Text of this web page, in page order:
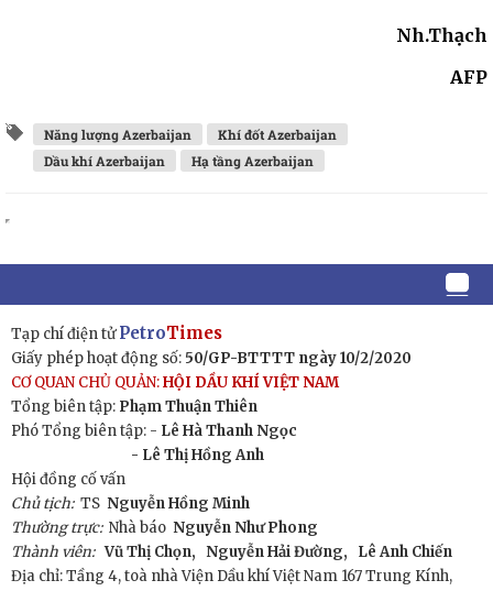
Nh.Thạch
AFP
Năng lượng Azerbaijan
Khí đốt Azerbaijan
Dầu khí Azerbaijan
Hạ tầng Azerbaijan
Tạp chí điện tửPetroTimes
Giấy phép hoạt động số: 50/GP-BTTTT ngày 10/2/2020
CƠ QUAN CHỦ QUẢN:HỘI DẦU KHÍ VIỆT NAM
Tổng biên tập: Phạm Thuận Thiên
Phó Tổng biên tập: - Lê Hà Thanh Ngọc
- Lê Thị Hồng Anh
Hội đồng cố vấn
Chủ tịch:TS Nguyễn Hồng Minh
Thường trực: Nhà báo Nguyễn Như Phong
Thành viên: Vũ Thị Chọn, Nguyễn Hải Đường,
Lê Anh Chiến
Địa chỉ: Tầng 4, toà nhà Viện Dầu khí Việt Nam 167 Trung Kính,